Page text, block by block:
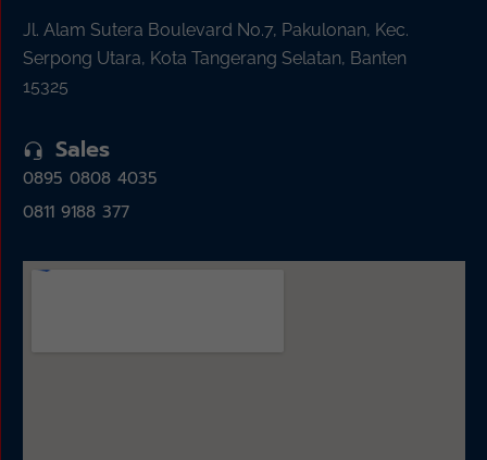
Jl. Alam Sutera Boulevard No.7, Pakulonan, Kec.
Serpong Utara, Kota Tangerang Selatan, Banten
15325
Sales
0895 0808 4035
0811 9188 377